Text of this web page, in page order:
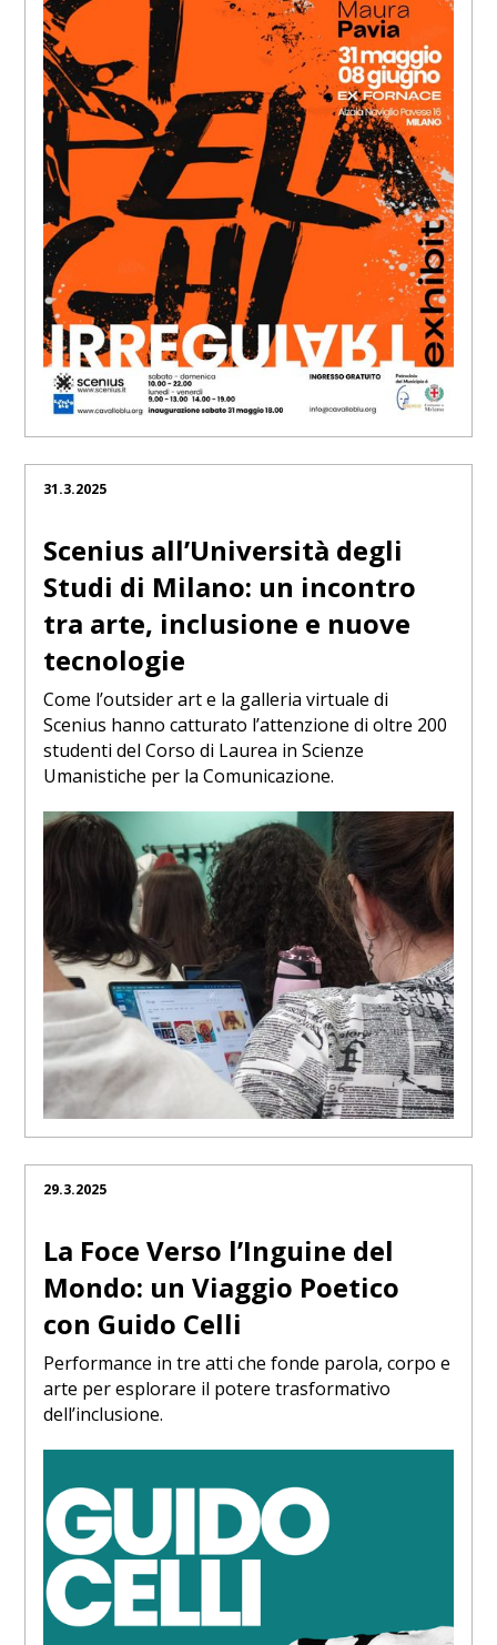
31.3.2025
Scenius all’Università degli
Studi di Milano: un incontro
tra arte, inclusione e nuove
tecnologie
Come l’outsider art e la galleria virtuale di
Scenius hanno catturato l’attenzione di oltre 200
studenti del Corso di Laurea in Scienze
Umanistiche per la Comunicazione.
29.3.2025
La Foce Verso l’Inguine del
Mondo: un Viaggio Poetico
con Guido Celli
Performance in tre atti che fonde parola, corpo e
arte per esplorare il potere trasformativo
dell’inclusione.